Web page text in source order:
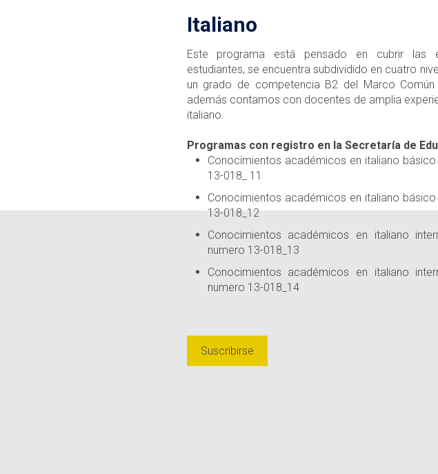
Italiano
Este programa está pensado en cubrir las
estudiantes, se encuentra subdividido en cuatro
un grado de competencia B2 del Marco Común
además contamos con docentes de amplia
italiano.
Programas con registro en la Secretaría de
Conocimientos académicos en italiano
13-018_ 11
Conocimientos académicos en italiano
13-018_12
Conocimientos académicos en italiano
numero 13-018_13
Conocimientos académicos en italiano
numero 13-018_14
Suscribirse